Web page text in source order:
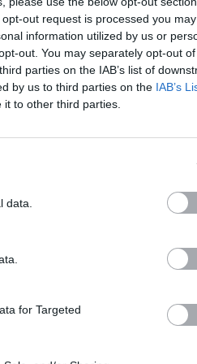
out request is processed you may
information utilized by us or
out. You may separately opt-out
parties on the IAB’s list of
by us to third parties on the IAB’s
to other third parties.
data.
for Targeted
diciembre, los estudiantes
actualidad: “¿Es la lucha
la ULPGC han abierto el
en la 13ª Liga
el edificio de Ciencias
en torno al que deben debatir
de estudiantes inscritos
para la sociedad española?”.